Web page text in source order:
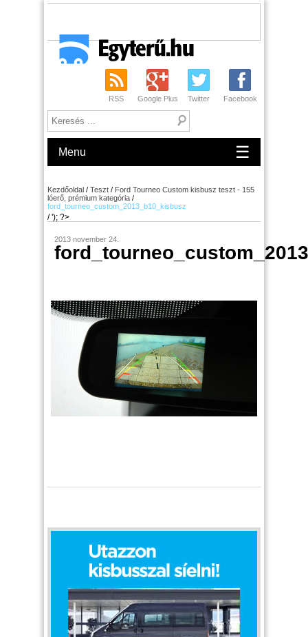
RSS Google Plus Twitter Facebook
Menu ☰
Kezdőoldal / Teszt / Ford Tourneo Custom kisbusz teszt - 155
lóerő, prémium kategória /
ford_tourneo_custom_2013_b10_kisbusz
/ '); ?>
2013 november 24.